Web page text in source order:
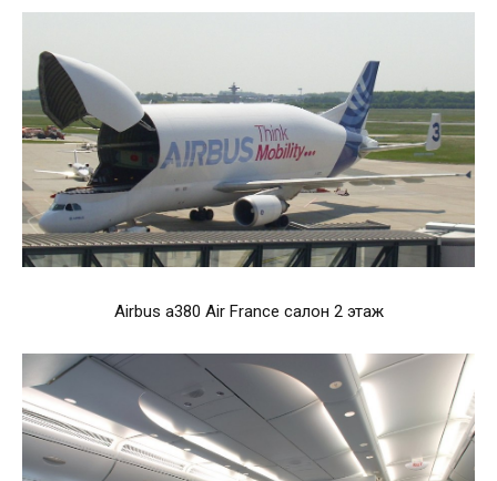
Airbus a380 Air France салон 2 этаж